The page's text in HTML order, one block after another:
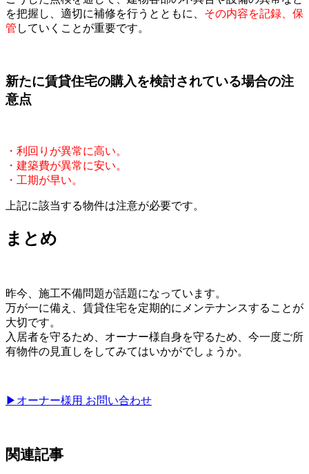
を把握し、適切に補修を行うとともに、 その内容を記録、保
管 していくことが重要です。
新たに賃貸住宅の購入を検討されている場合の注
意点
・利回りが異常に高い。
・建築費が異常に安い。
・工期が早い。
上記に該当する物件は注意が必要です。
まとめ
昨今、施工不備問題が話題になっています。
万が一に備え、賃貸住宅を定期的にメンテナンスすることが
大切です。
入居者を守るため、オーナー様自身を守るため、今一度ご所
有物件の見直しをしてみてはいかがでしょうか。
▶オーナー様用 お問い合わせ
関連記事